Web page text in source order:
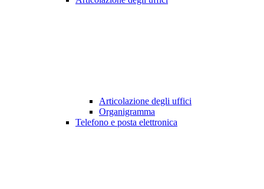
Articolazione degli uffici
Organigramma
Telefono e posta elettronica